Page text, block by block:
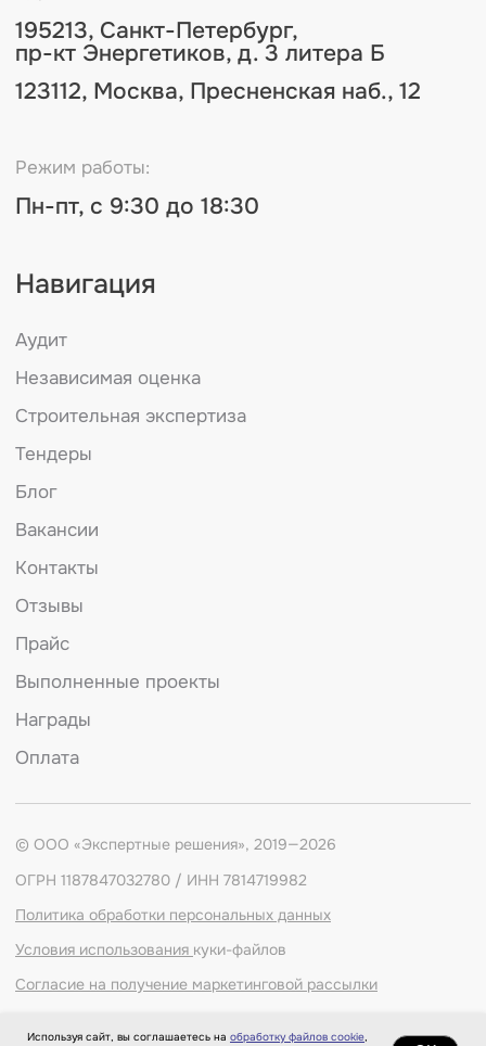
Используя сайт, вы соглашаетесь на обработку файлов cookie,